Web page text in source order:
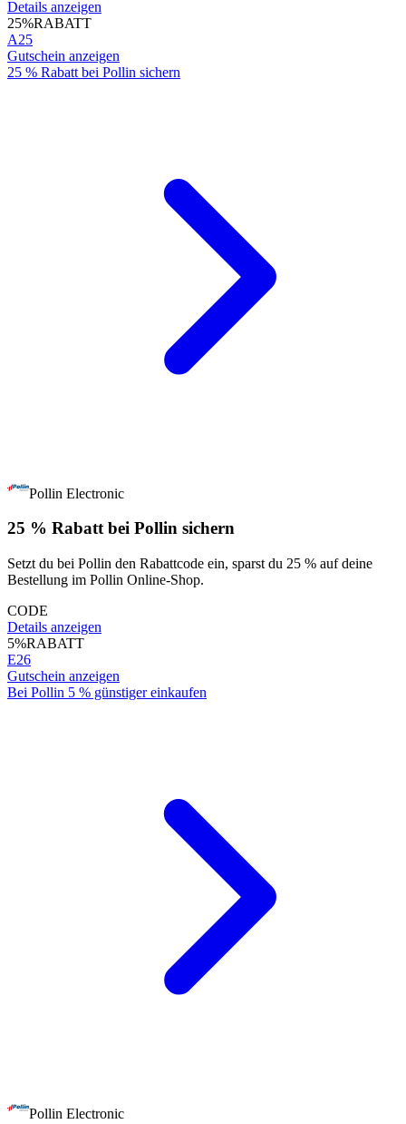
Details anzeigen
25%RABATT
A25
Gutschein anzeigen
25 % Rabatt bei Pollin sichern
Pollin Electronic
25 % Rabatt bei Pollin sichern
Setzt du bei Pollin den Rabattcode ein, sparst du 25 % auf deine
Bestellung im Pollin Online-Shop.
CODE
Details anzeigen
5%RABATT
E26
Gutschein anzeigen
Bei Pollin 5 % günstiger einkaufen
Pollin Electronic